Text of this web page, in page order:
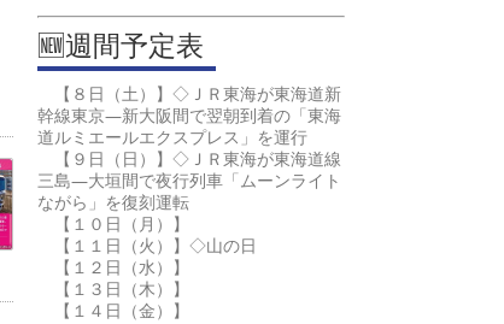
🆕週間予定表
【８日（土）】◇ＪＲ東海が東海道新
幹線東京―新大阪間で翌朝到着の「東海
道ルミエールエクスプレス」を運行
【９日（日）】◇ＪＲ東海が東海道線
三島―大垣間で夜行列車「ムーンライト
ながら」を復刻運転
【１０日（月）】
【１１日（火）】◇山の日
【１２日（水）】
【１３日（木）】
【１４日（金）】